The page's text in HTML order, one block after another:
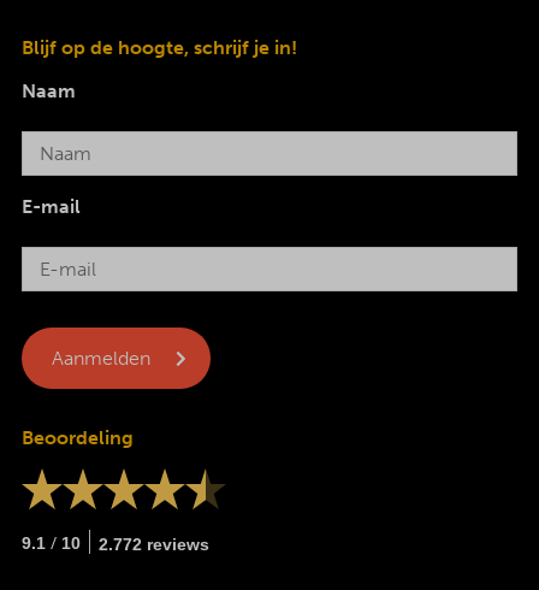
Blijf op de hoogte, schrijf je in!
Naam
E-mail
Beoordeling
9.1 / 10 2.772 reviews